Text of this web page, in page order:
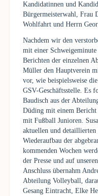
Kandidatinnen und
Bürgermeisterwahl, Frau
Wohlfahrt und Herrn
Nachdem wir den
mit einer Schweigeminute
Berichten der einzelnen
Müller den Hauptverein
vor, wie beispielsweise
GSV-Geschäftsstelle. Es
Baudisch aus der
Düding mit einem
mit Fußball Junioren.
aktuellen und
Wiederaufbau der
kommenden Wochen
der Presse und auf
Anschluss übernahm
Abteilung Volleyball,
Gesang Eintracht, Elke